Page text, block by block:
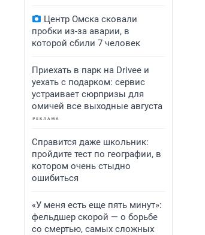
Центр Омска сковали
пробки из-за аварии, в
которой сбили 7 человек
Приехать в парк на Drivee и
уехать с подарком: сервис
устраивает сюрпризы для
омичей все выходные августа
Справится даже школьник:
пройдите тест по географии, в
котором очень стыдно
ошибиться
«У меня есть еще пять минут»:
фельдшер скорой — о борьбе
со смертью, самых сложных